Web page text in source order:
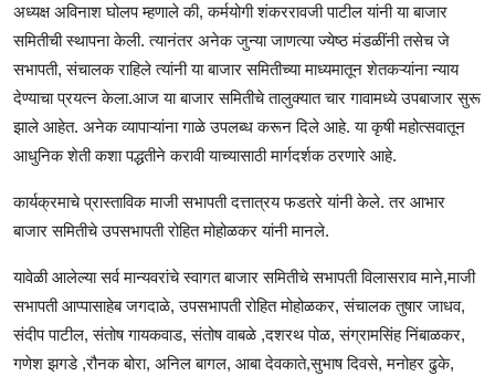
अध्यक्ष अविनाश घोलप म्हणाले की, कर्मयोगी शंकररावजी पाटील यांनी या बाजार
समितीची स्थापना केली. त्यानंतर अनेक जुन्या जाणत्या ज्येष्ठ मंडळींनी तसेच जे
सभापती, संचालक राहिले त्यांनी या बाजार समितीच्या माध्यमातून शेतकऱ्यांना न्याय
देण्याचा प्रयत्न केला.आज या बाजार समितीचे तालुक्यात चार गावामध्ये उपबाजार सुरू
झाले आहेत. अनेक व्यापाऱ्यांना गाळे उपलब्ध करून दिले आहे. या कृषी महोत्सवातून
आधुनिक शेती कशा पद्धतीने करावी याच्यासाठी मार्गदर्शक ठरणारे आहे.
कार्यक्रमाचे प्रास्ताविक माजी सभापती दत्तात्रय फडतरे यांनी केले. तर आभार
बाजार समितीचे उपसभापती रोहित मोहोळकर यांनी मानले.
यावेळी आलेल्या सर्व मान्यवरांचे स्वागत बाजार समितीचे सभापती विलासराव माने,माजी
सभापती आप्पासाहेब जगदाळे, उपसभापती रोहित मोहोळकर, संचालक तुषार जाधव,
संदीप पाटील, संतोष गायकवाड, संतोष वाबळे ,दशरथ पोळ, संग्रामसिंह निंबाळकर,
गणेश झगडे ,रौनक बोरा, अनिल बागल, आबा देवकाते,सुभाष दिवसे, मनोहर ढुके,